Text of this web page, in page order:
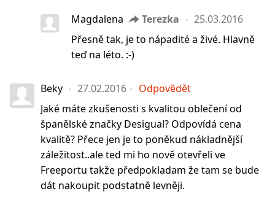
Magdalena Terezka
25.03.2016
Přesně tak, je to nápadité a živé. Hlavně
teď na léto. :-)
Beky 27.02.2016
Odpovědět
Jaké máte zkušenosti s kvalitou oblečení od
španělské značky Desigual? Odpovídá cena
kvalitě? Přece jen je to poněkud nákladnější
záležitost..ale ted mi ho nově otevřeli ve
Freeportu takže předpokladam že tam se bude
dát nakoupit podstatně levněji.